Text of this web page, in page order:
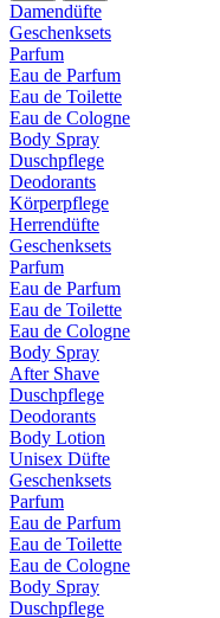
Damendüfte
Geschenksets
Parfum
Eau de Parfum
Eau de Toilette
Eau de Cologne
Body Spray
Duschpflege
Deodorants
Körperpflege
Herrendüfte
Geschenksets
Parfum
Eau de Parfum
Eau de Toilette
Eau de Cologne
Body Spray
After Shave
Duschpflege
Deodorants
Body Lotion
Unisex Düfte
Geschenksets
Parfum
Eau de Parfum
Eau de Toilette
Eau de Cologne
Body Spray
Duschpflege